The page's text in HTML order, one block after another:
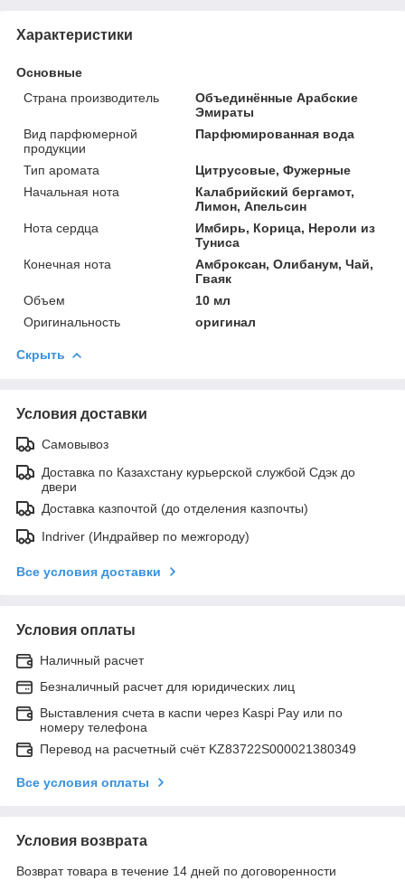
Характеристики
Основные
Страна производитель
Объединённые Арабские
Эмираты
Вид парфюмерной
продукции
Парфюмированная вода
Тип аромата
Цитрусовые, Фужерные
Начальная нота
Калабрийский бергамот,
Лимон, Апельсин
Нота сердца
Имбирь, Корица, Нероли из
Туниса
Конечная нота
Амброксан, Олибанум, Чай,
Гваяк
Объем
10 мл
Оригинальность
оригинал
Скрыть
Условия доставки
Самовывоз
Доставка по Казахстану курьерской службой Сдэк до
двери
Доставка казпочтой (до отделения казпочты)
Indriver (Индрайвер по межгороду)
Все условия доставки
Условия оплаты
Наличный расчет
Безналичный расчет для юридических лиц
Выставления счета в каспи через Kaspi Pay или по
номеру телефона
Перевод на расчетный счёт KZ83722S000021380349
Все условия оплаты
Условия возврата
Возврат товара в течение 14 дней по договоренности